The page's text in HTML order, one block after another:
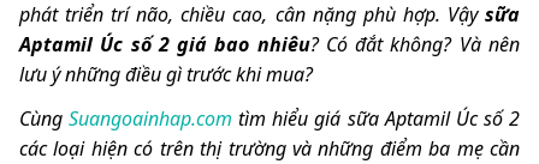
phát triển trí não, chiều cao, cân nặng phù hợp. Vậy sữa
Aptamil Úc số 2 giá bao nhiêu? Có đắt không? Và nên
lưu ý những điều gì trước khi mua?
CùngSuangoainhap.com tìm hiểu giá sữa Aptamil Úc số 2
các loại hiện có trên thị trường và những điểm ba mẹ cần